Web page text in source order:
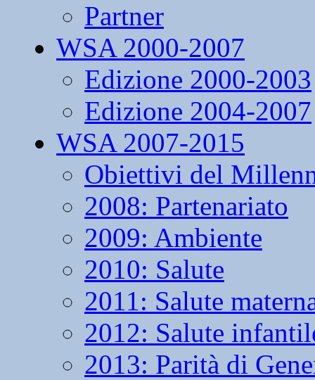
Partner
WSA 2000-2007
Edizione 2000-2003
Edizione 2004-2007
WSA 2007-2015
Obiettivi del
2008: Partenariato
2009: Ambiente
2010: Salute
2011: Salute
2012: Salute
2013: Parità di